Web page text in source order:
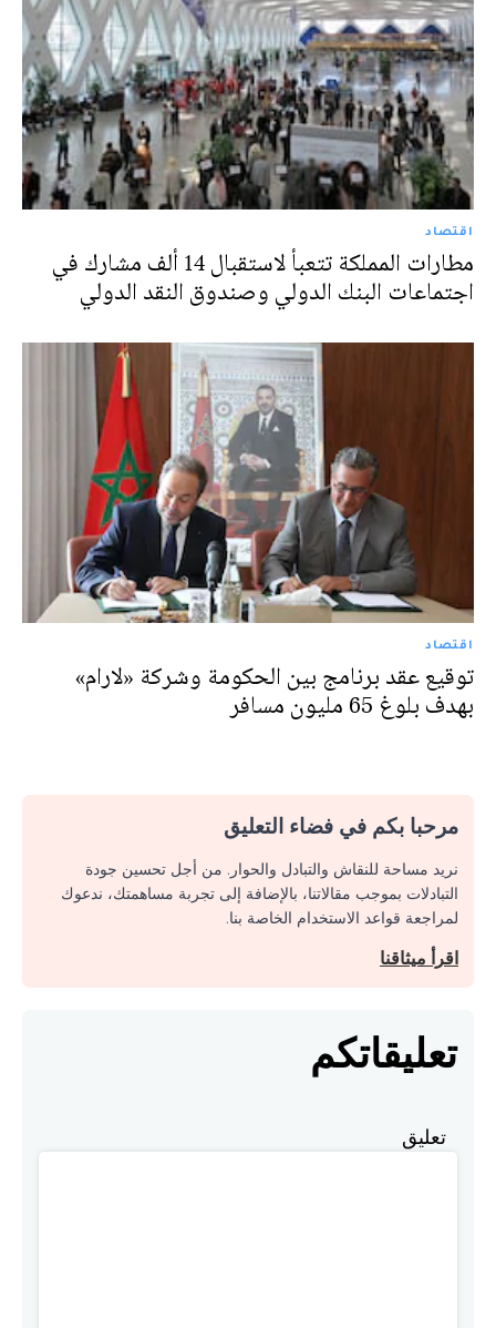
اقتصاد
مطارات المملكة تتعبأ لاستقبال 14 ألف مشارك في
اجتماعات البنك الدولي وصندوق النقد الدولي
اقتصاد
توقيع عقد برنامج بين الحكومة وشركة «لارام»
بهدف بلوغ 65 مليون مسافر
مرحبا بكم في فضاء التعليق
نريد مساحة للنقاش والتبادل والحوار. من أجل تحسين جودة
التبادلات بموجب مقالاتنا، بالإضافة إلى تجربة مساهمتك، ندعوك
لمراجعة قواعد الاستخدام الخاصة بنا.
اقرأ ميثاقنا
تعليقاتكم
تعليق